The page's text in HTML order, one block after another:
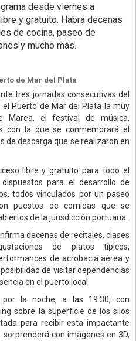
desde viernes a
y gratuito. Habrá decenas
de cocina, paseo de
y mucho más.
de Mar del Plata
tres jornadas consecutivas del
Puerto de Mar del Plata la muy
Marea, el festival de música,
con la que se conmemorará el
de descarga que se realizaron en
libre y gratuito para todo el
para el desarrollo de
todos vinculados por un paseo
puestos de comidas que se
de la jurisdicción portuaria.
decenas de recitales, clases
de platos típicos,
de acrobacia aérea y
de visitar dependencias
en el puerto local.
la noche, a las 19.30, con
sobre la superficie de los silos
para recibir esta impactante
con imágenes en 3D,